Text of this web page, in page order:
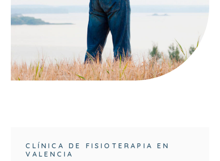
CLÍNICA DE FISIOTERAPIA EN
VALENCIA